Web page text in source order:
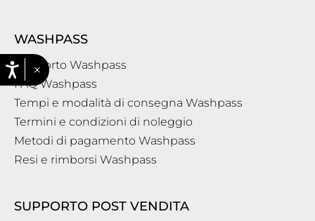
WASHPASS
Supporto Washpass
FAQ Washpass
Tempi e modalità di consegna Washpass
Termini e condizioni di noleggio
Metodi di pagamento Washpass
Resi e rimborsi Washpass
SUPPORTO POST VENDITA
×